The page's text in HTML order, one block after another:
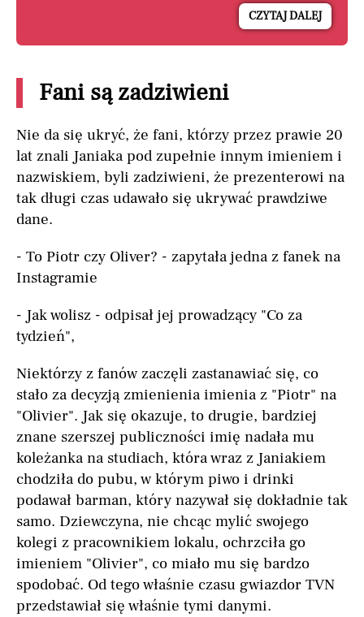
CZYTAJ DALEJ
Fani są zadziwieni
Nie da się ukryć, że fani, którzy przez prawie 20
lat znali Janiaka pod zupełnie innym imieniem i
nazwiskiem, byli zadziwieni, że prezenterowi na
tak długi czas udawało się ukrywać prawdziwe
dane.
- To Piotr czy Oliver? - zapytała jedna z fanek na
Instagramie
- Jak wolisz - odpisał jej prowadzący "Co za
tydzień",
Niektórzy z fanów zaczęli zastanawiać się, co
stało za decyzją zmienienia imienia z "Piotr" na
"Olivier". Jak się okazuje, to drugie, bardziej
znane szerszej publiczności imię nadała mu
koleżanka na studiach, która wraz z Janiakiem
chodziła do pubu, w którym piwo i drinki
podawał barman, który nazywał się dokładnie tak
samo. Dziewczyna, nie chcąc mylić swojego
kolegi z pracownikiem lokalu, ochrzciła go
imieniem "Olivier", co miało mu się bardzo
spodobać. Od tego właśnie czasu gwiazdor TVN
przedstawiał się właśnie tymi danymi.